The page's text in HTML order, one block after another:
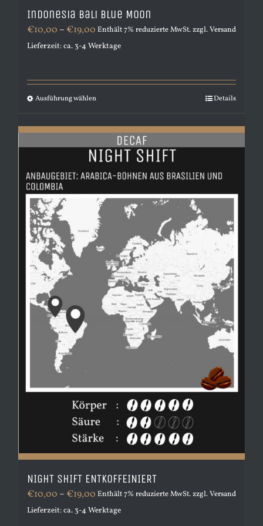
Indonesia Bali Blue Moon
€10,00 – €19,00Preisspanne:
€10,00
€19,00
Enthält 7% reduzierte MwSt.zzgl.Versand
Lieferzeit: ca. 3-4 Werktage
Ausführung wählenDieses
weist
mehrere
Varianten
auf.
Die
Optionen
können
auf
der
Produktseite
gewählt
werden
Details
NIGHT SHIFT ENTKOFFEINIERT
€10,00 – €19,00Preisspanne:
€10,00
Enthält 7% reduzierte MwSt.zzgl.Versand
Lieferzeit: ca. 3-4 Werktage